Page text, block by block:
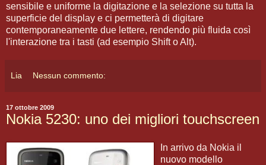
sensibile e uniforme la digitazione e la selezione su tutta la
superficie del display e ci permetterà di digitare
contemporaneamente due lettere, rendendo più fluida così
l'interazione tra i tasti (ad esempio Shift o Alt).
Lia Nessun commento:
17 ottobre 2009
Nokia 5230: uno dei migliori touchscreen
In arrivo da Nokia il
nuovo modello